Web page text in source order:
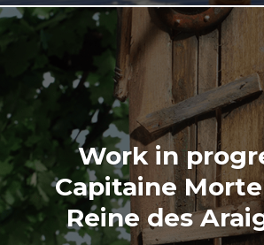
Work in
Capitaine
Reine des